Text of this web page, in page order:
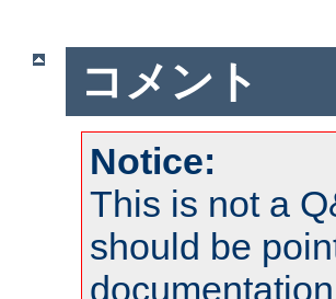
コメント
Notice:
This is not a
should be